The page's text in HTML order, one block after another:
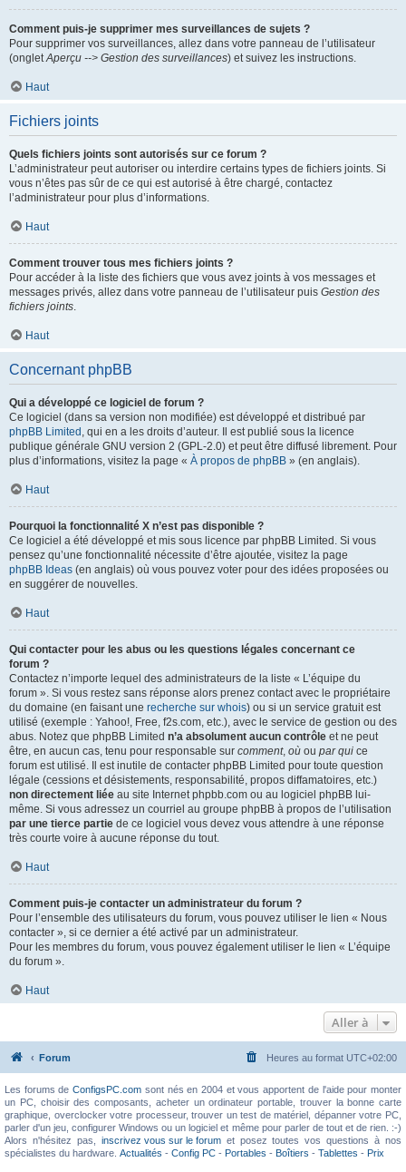
Comment puis-je supprimer mes surveillances de sujets ?
Pour supprimer vos surveillances, allez dans votre panneau de l’utilisateur
(ongletAperçu --> Gestion des surveillances) et suivez les instructions.
Haut
Fichiers joints
Quels fichiers joints sont autorisés sur ce forum ?
L’administrateur peut autoriser ou interdire certains types de fichiers joints. Si
vous n’êtes pas sûr de ce qui est autorisé à être chargé, contactez
l’administrateur pour plus d’informations.
Haut
Comment trouver tous mes fichiers joints ?
Pour accéder à la liste des fichiers que vous avez joints à vos messages et
messages privés, allez dans votre panneau de l’utilisateur puis Gestion des
fichiers joints.
Haut
Concernant phpBB
Qui a développé ce logiciel de forum ?
Ce logiciel (dans sa version non modifiée) est développé et distribué par
phpBB Limited , qui en a les droits d’auteur. Il est publié sous la licence
publique générale GNU version 2 (GPL-2.0) et peut être diffusé librement. Pour
plus d’informations, visitez la page « À propos de phpBB » (en anglais).
Haut
Pourquoi la fonctionnalité X n’est pas disponible ?
Ce logiciel a été développé et mis sous licence par phpBB Limited. Si vous
pensez qu’une fonctionnalité nécessite d’être ajoutée, visitez la page
phpBB Ideas (en anglais) où vous pouvez voter pour des idées proposées ou
en suggérer de nouvelles.
Haut
Qui contacter pour les abus ou les questions légales concernant ce
forum ?
Contactez n’importe lequel des administrateurs de la liste « L’équipe du
forum ». Si vous restez sans réponse alors prenez contact avec le propriétaire
du domaine (en faisant une recherche sur whois) ou si un service gratuit est
utilisé (exemple : Yahoo!, Free, f2s.com, etc.), avec le service de gestion ou des
abus. Notez que phpBB Limited n’a absolument aucun contrôle et ne peut
être, en aucun cas, tenu pour responsable sur comment, où ou par qui ce
forum est utilisé. Il est inutile de contacter phpBB Limited pour toute question
légale (cessions et désistements, responsabilité, propos diffamatoires, etc.)
non directement liée au site Internet phpbb.com ou au logiciel phpBB lui-
même. Si vous adressez un courriel au groupe phpBB à propos de l’utilisation
par une tierce partie de ce logiciel vous devez vous attendre à une réponse
très courte voire à aucune réponse du tout.
Haut
Comment puis-je contacter un administrateur du forum ?
Pour l’ensemble des utilisateurs du forum, vous pouvez utiliser le lien « Nous
contacter », si ce dernier a été activé par un administrateur.
Pour les membres du forum, vous pouvez également utiliser le lien « L’équipe
du forum ».
Haut
Aller à
Forum Heures au format UTC+02:00
Les forums deConfigsPC.com sont nés en 2004 et vous apportent de l'aide pour monter
un PC, choisir des composants, acheter un ordinateur portable, trouver la bonne carte
graphique, overclocker votre processeur, trouver un test de matériel, dépanner votre PC,
parler d'un jeu, configurer Windows ou un logiciel et même pour parler de tout et de rien. :-)
Alors n'hésitez pas, inscrivez vous sur le forumet posez toutes vos questions à nos
spécialistes du hardware. Actualités - Config PC - Portables - Boîtiers - Tablettes - Prix